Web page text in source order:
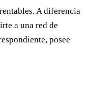
A diferencia
a una red de
posee